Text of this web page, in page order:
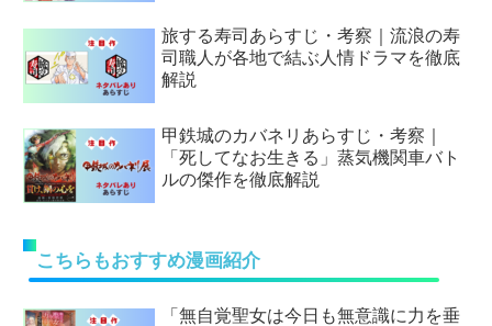
旅する寿司あらすじ・考察｜流浪の寿
司職人が各地で結ぶ人情ドラマを徹底
解説
甲鉄城のカバネリあらすじ・考察｜
「死してなお生きる」蒸気機関車バト
ルの傑作を徹底解説
こちらもおすすめ漫画紹介
「無自覚聖女は今日も無意識に力を垂